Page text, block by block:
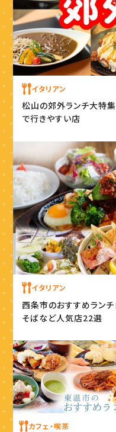
イタリアン
松山の郊外ランチ大特
で行きやすい店
イタリアン
西条市のおすすめランチ
そばなど人気店22選
カフェ・喫茶